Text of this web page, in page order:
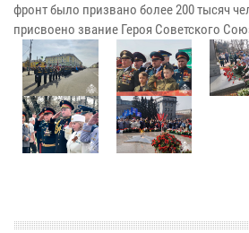
фронт было призвано более 200 тысяч
присвоено звание Героя Советского